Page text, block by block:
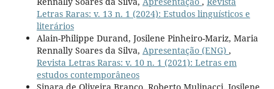
Letras Raras: v. 13 n. 1 (2024): Estudos linguísticos e
literários
Alain-Philippe Durand, Josilene Pinheiro-Mariz, Maria
Rennally Soares da Silva, Apresentação (ENG) ,
Revista Letras Raras: v. 10 n. 1 (2021): Letras em
estudos contemporâneos